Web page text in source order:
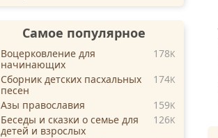
Самое популярное
Воцерковление для
начинающих
178K
Сборник детских пасхальных
песен
174K
Азы православия 159K
Беседы и сказки о семье для
детей и взрослых
126K